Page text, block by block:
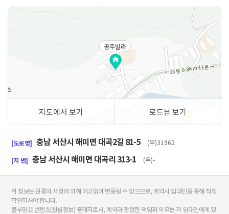
공주빌라
지도에서 보기 로드뷰 보기
[도로명] 충남 서산시 해미면 대곡2길 81-5 (우)31962
[지 번] 충남 서산시 해미면 대곡리 313-1 (우)-
위 정보는 원룸의 사정에 의해 예고없이 변동될 수 있으므로, 계약시 임대인을 통해 직접
확인하셔야 합니다.
블루밍은 콘텐츠(원룸정보) 중개자로서, 계약과 관련한 책임과 의무는 각 임대인에게 있